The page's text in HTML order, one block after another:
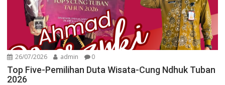
26/07/2026 admin 0
Top Five-Pemilihan Duta Wisata-Cung Ndhuk Tuban
2026